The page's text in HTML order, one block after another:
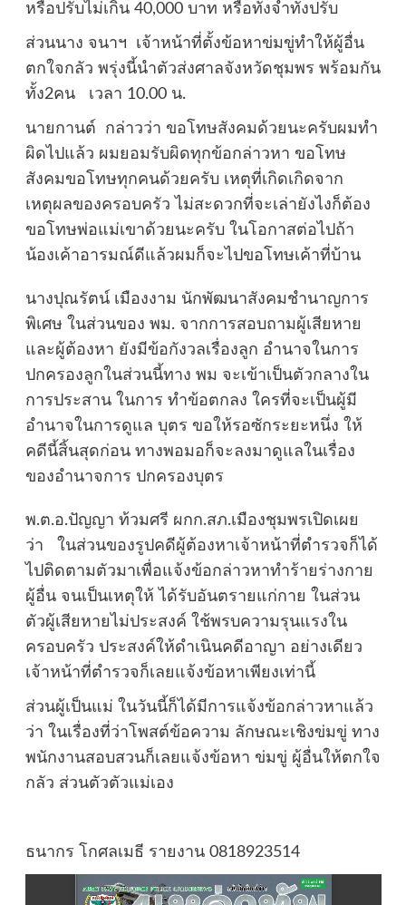
หรือปรับไม่เกิน 40,000 บาท หรือทั้งจำทั้งปรับ
ส่วนนาง จนาฯ เจ้าหน้าที่ตั้งข้อหาข่มขู่ทำให้ผู้อื่น
ตกใจกลัว พรุ่งนี้นำตัวส่งศาลจังหวัดชุมพร พร้อมกัน
ทั้ง2คน เวลา 10.00 น.
นายกานต์ กล่าวว่า ขอโทษสังคมด้วยนะครับผมทำ
ผิดไปแล้ว ผมยอมรับผิดทุกข้อกล่าวหา ขอโทษ
สังคมขอโทษทุกคนด้วยครับ เหตุที่เกิดเกิดจาก
เหตุผลของครอบครัว ไม่สะดวกที่จะเล่ายังไงก็ต้อง
ขอโทษพ่อแม่เขาด้วยนะครับ ในโอกาสต่อไปถ้า
น้องเค้าอารมณ์ดีแล้วผมก็จะไปขอโทษเค้าที่บ้าน
นางปุณรัตน์ เมืองงาม นักพัฒนาสังคมชำนาญการ
พิเศษ ในส่วนของ พม. จากการสอบถามผู้เสียหาย
และผู้ต้องหา ยังมีข้อกังวลเรื่องลูก อำนาจในการ
ปกครองลูกในส่วนนี้ทาง พม จะเข้าเป็นตัวกลางใน
การประสาน ในการ ทำข้อตกลง ใครที่จะเป็นผู้มี
อำนาจในการดูแล บุตร ขอให้รอซักระยะหนึ่ง ให้
คดีนี้สิ้นสุดก่อน ทางพอมอก็จะลงมาดูแลในเรื่อง
ของอำนาจการ ปกครองบุตร
พ.ต.อ.ปัญญา ท้วมศรี ผกก.สภ.เมืองชุมพรเปิดเผย
ว่า ในส่วนของรูปคดีผู้ต้องหาเจ้าหน้าที่ตำรวจก็ได้
ไปติดตามตัวมาเพื่อแจ้งข้อกล่าวหาทำร้ายร่างกาย
ผู้อื่น จนเป็นเหตุให้ ได้รับอันตรายแก่กาย ในส่วน
ตัวผู้เสียหายไม่ประสงค์ ใช้พรบความรุนแรงใน
ครอบครัว ประสงค์ให้ดำเนินคดีอาญา อย่างเดียว
เจ้าหน้าที่ตำรวจก็เลยแจ้งข้อหาเพียงเท่านี้
ส่วนผู้เป็นแม่ ในวันนี้ก็ได้มีการแจ้งข้อกล่าวหาแล้ว
ว่า ในเรื่องที่ว่าโพสต์ข้อความ ลักษณะเชิงข่มขู่ ทาง
พนักงานสอบสวนก็เลยแจ้งข้อหา ข่มขู่ ผู้อื่นให้ตกใจ
กลัว ส่วนตัวตัวแม่เอง
ธนากร โกศลเมธี รายงาน 0818923514